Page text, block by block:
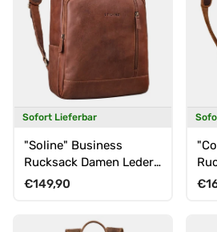
Sofort Lieferbar
"Soline" Business
Rucksack Damen Leder
15.6 - 16 Zoll
Normaler Preis
€149,90